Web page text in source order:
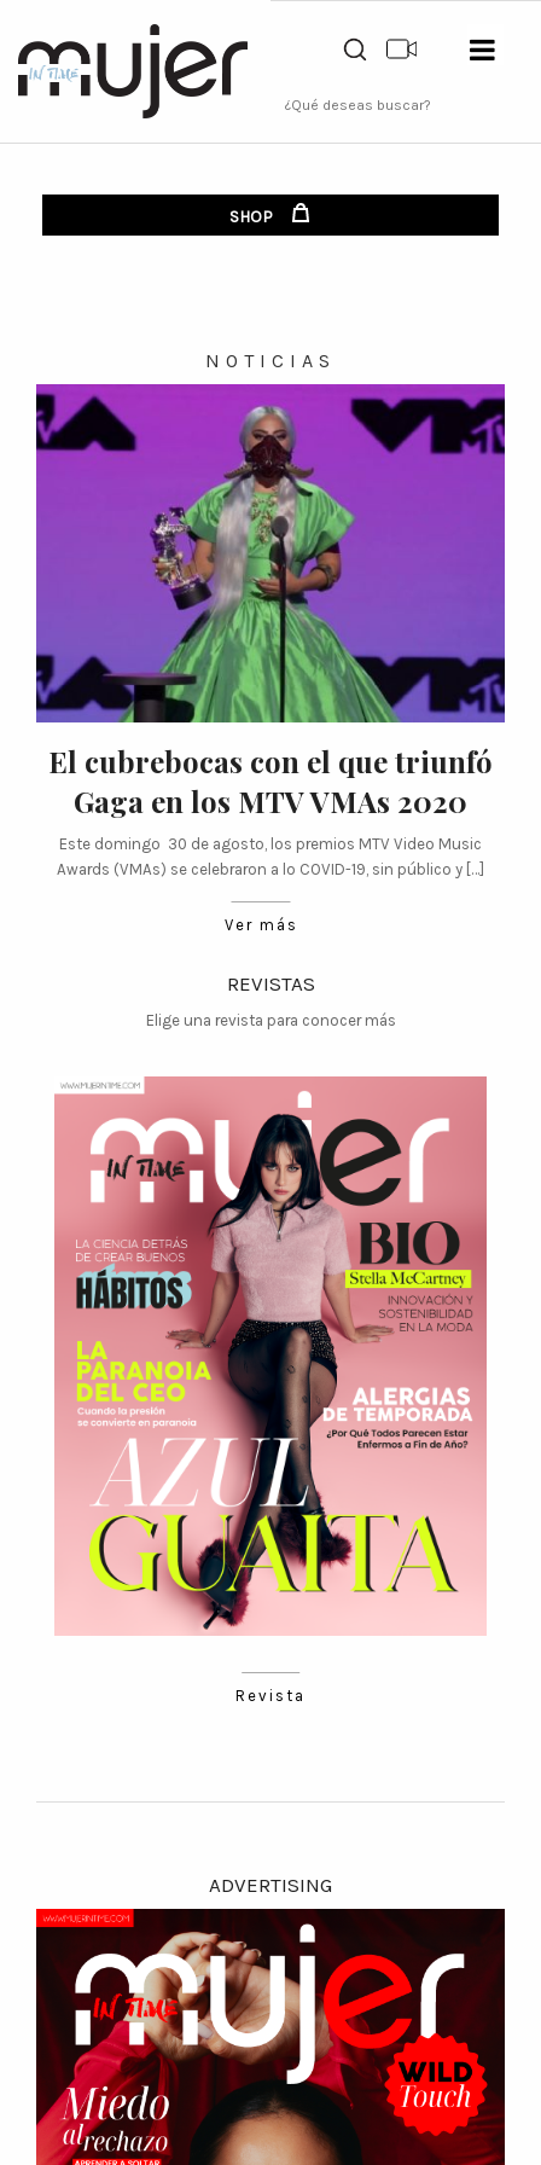
SHOP
NOTICIAS
El cubrebocas con el que triunfó
Gaga en los MTV VMAs 2020
Este domingo 30 de agosto, los premios MTV Video Music
Awards (VMAs) se celebraron a lo COVID-19, sin público y […]
Ver más
REVISTAS
Elige una revista para conocer más
Revista
ADVERTISING